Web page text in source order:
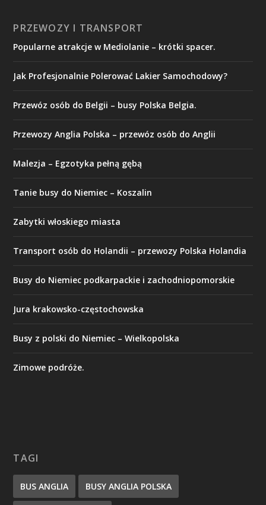
PRZEWOZY I TRANSPORT
Popularne atrakcje w Mediolanie – krótki spacer.
Jak Profesjonalnie Polerować Lakier Samochodowy?
Przewóz osób do Belgii – busy Polska Belgia.
Przewozy Anglia Polska – przewóz osób do Anglii
Malezja – Egzotyka pełną gębą
Tanie busy do Niemiec – Koszalin
Zabytki włoskiego miasta
Transport osób do Holandii – przewozy Polska Holandia
Busy do Niemiec podkarpackie i zachodniopomorskie
Jura krakowsko-częstochowska
Busy z polski do Niemiec – Wielkopolska
Zimowe podróże.
TAGI
BUS ANGLIA BUSY ANGLIA POLSKA